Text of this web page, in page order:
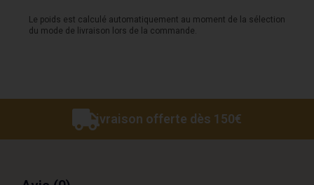
12
Le poids est calculé automatiquement au moment de la sélection
du mode de livraison lors de la commande.
Livraison offerte dès 150€